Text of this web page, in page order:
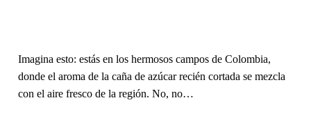
Imagina esto: estás en los hermosos campos de Colombia,
donde el aroma de la caña de azúcar recién cortada se mezcla
con el aire fresco de la región. No, no…